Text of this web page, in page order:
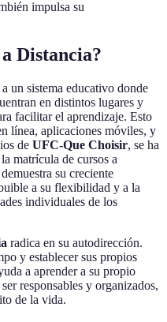
impulsa su
Distancia?
un sistema educativo donde
en distintos lugares y
facilitar el aprendizaje. Esto
línea, aplicaciones móviles, y
de UFC-Que Choisir, se ha
matrícula de cursos a
su creciente
a su flexibilidad y a la
individuales de los
radica en su autodirección.
y establecer sus propios
a aprender a su propio
responsables y organizados,
de la vida.